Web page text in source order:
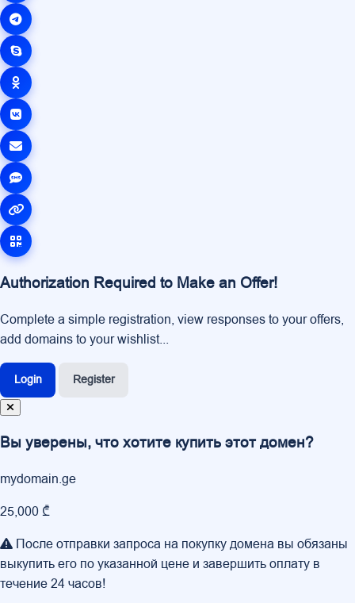
Authorization Required to Make an Offer!
Complete a simple registration, view responses to your offers,
add domains to your wishlist...
Login Register
Вы уверены, что хотите купить этот домен?
mydomain.ge
25,000 ₾
После отправки запроса на покупку домена вы обязаны
выкупить его по указанной цене и завершить оплату в
течение 24 часов!